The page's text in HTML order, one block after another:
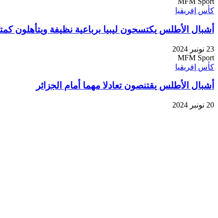
كأس إفريقيا
أشبال الأطلس يكتسحون ليبيا برباعية نظيفة ويتأهلون
23 نونبر 2024
MFM Sport
كأس إفريقيا
أشبال الأطلس يقتنصون تعادلا مهما أمام الجزائر
20 نونبر 2024